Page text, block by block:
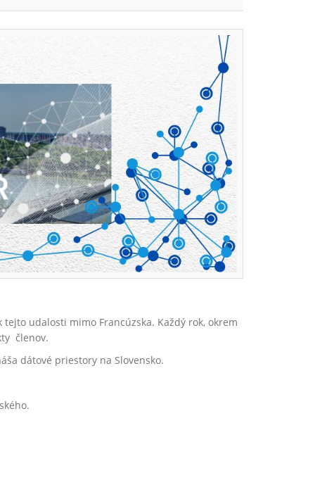
udalosti mimo Francúzska. Každý rok, okrem
členov.
dátové priestory na Slovensko.